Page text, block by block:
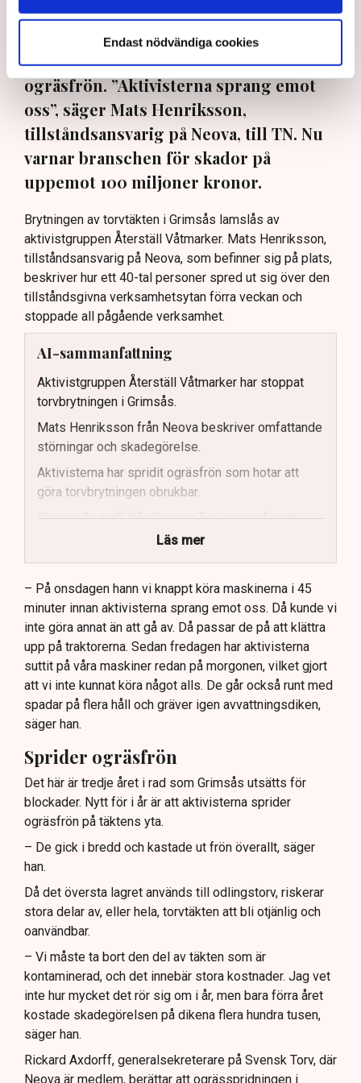
Endast nödvändiga cookies
torvbrytningen i Grimsås – den här
gången genom att klättra upp på
maskiner, gräva igen diken och sprida
ogräsfrön. ”Aktivisterna sprang emot
oss”, säger Mats Henriksson,
tillståndsansvarig på Neova, till TN. Nu
varnar branschen för skador på
uppemot 100 miljoner kronor.
Brytningen av torvtäkten i Grimsås lamslås av
aktivistgruppen Återställ Våtmarker. Mats Henriksson,
tillståndsansvarig på Neova, som befinner sig på plats,
beskriver hur ett 40-tal personer spred ut sig över den
tillståndsgivna verksamhetsytan förra veckan och
stoppade all pågående verksamhet.
AI-sammanfattning
Aktivistgruppen Återställ Våtmarker har stoppat
torvbrytningen i Grimsås.
Mats Henriksson från Neova beskriver omfattande
störningar och skadegörelse.
Aktivisterna har spridit ogräsfrön som hotar att
göra torvbrytningen obrukbar.
Rickard Axdorff från Svensk Torv varnar för ett
stort ekonomiskt sabotage.
Dialogpolisen på plats står maktlös inför
aktivisternas handlingar.
Frågor kvarstår om finansiering av illegal aktivism.
Läs mer
– På onsdagen hann vi knappt köra maskinerna i 45
minuter innan aktivisterna sprang emot oss. Då kunde vi
inte göra annat än att gå av. Då passar de på att klättra
upp på traktorerna. Sedan fredagen har aktivisterna
suttit på våra maskiner redan på morgonen, vilket gjort
att vi inte kunnat köra något alls. De går också runt med
spadar på flera håll och gräver igen avvattningsdiken,
säger han.
Sprider ogräsfrön
Det här är tredje året i rad som Grimsås utsätts för
blockader. Nytt för i år är att aktivisterna sprider
ogräsfrön på täktens yta.
– De gick i bredd och kastade ut frön överallt, säger
han.
Då det översta lagret används till odlingstorv, riskerar
stora delar av, eller hela, torvtäkten att bli otjänlig och
oanvändbar.
– Vi måste ta bort den del av täkten som är
kontaminerad, och det innebär stora kostnader. Jag vet
inte hur mycket det rör sig om i år, men bara förra året
kostade skadegörelsen på dikena flera hundra tusen,
säger han.
Rickard Axdorff, generalsekreterare på Svensk Torv, där
Neova är medlem, berättar att ogrässpridningen i